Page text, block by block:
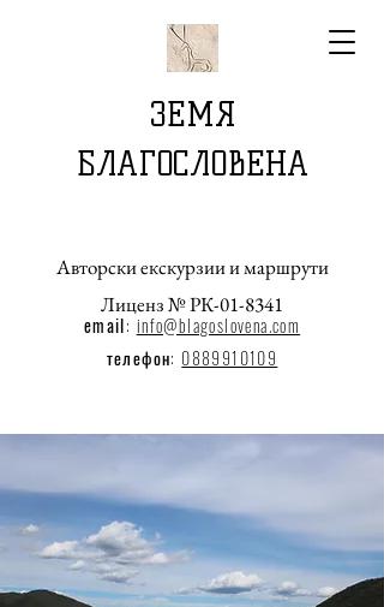
ЗЕМЯ
БЛАГОСЛОВЕНА
Авторски екскурзии и маршрути
Лиценз № РК-01-8341
email: info@blagoslovena.com
телефон: 0889910109